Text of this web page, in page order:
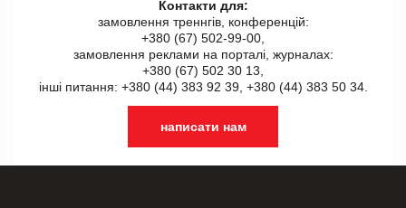
Контакти для:
замовлення треннгів, конференцій:
+380 (67) 502-99-00,
замовлення реклами на порталі, журналах:
+380 (67) 502 30 13,
інші питання: +380 (44) 383 92 39, +380 (44) 383 50 34.
написати нам